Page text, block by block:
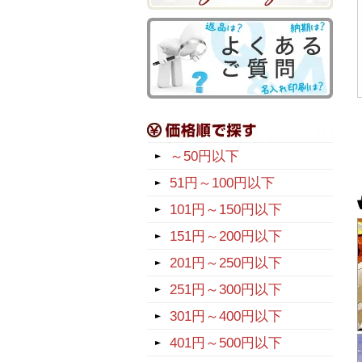
～50円以下
51円～100円以下
101円～150円以下
151円～200円以下
201円～250円以下
251円～300円以下
301円～400円以下
401円～500円以下